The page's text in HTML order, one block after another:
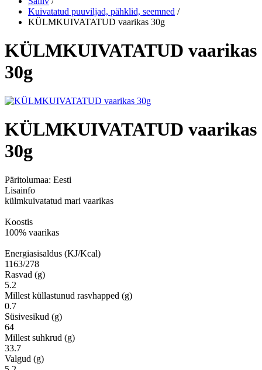
Kuivatatud puuviljad, pähklid, seemned /
KÜLMKUIVATATUD vaarikas 30g
KÜLMKUIVATATUD vaarikas
30g
KÜLMKUIVATATUD vaarikas
30g
Päritolumaa: Eesti
Lisainfo
külmkuivatatud mari vaarikas
Koostis
100% vaarikas
Energiasisaldus (KJ/Kcal)
1163/278
Rasvad (g)
5.2
Millest küllastunud rasvhapped (g)
0.7
Süsivesikud (g)
64
Millest suhkrud (g)
33.7
Valgud (g)